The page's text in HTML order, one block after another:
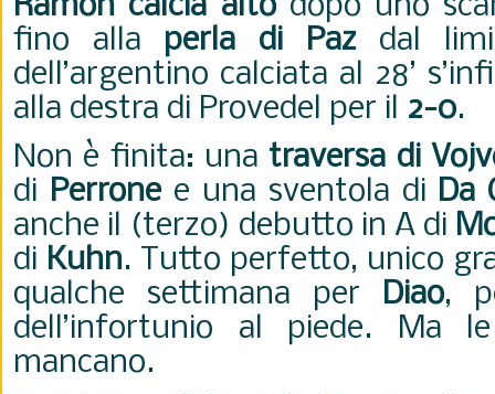
Ramon calcia altodopo uno
fino alla perla di Pazdal
dell’argentino calciata al 28’
alla destra di Provedel per il 2-0.
Non è finita: una traversa di
di Perronee una sventola di Da
anche il (terzo) debutto in A di
di Kuhn. Tutto perfetto, unico
qualche settimana per Diao,
dell’infortunio al piede. Ma
mancano.